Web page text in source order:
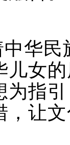
华民
儿女
为指
，让